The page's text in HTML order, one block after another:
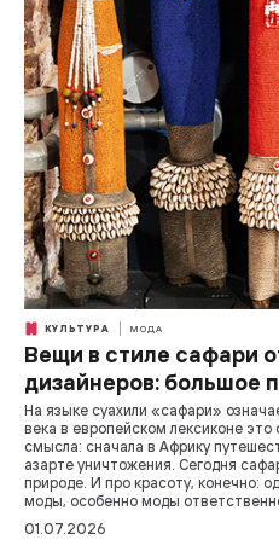
КУЛЬТУРА МОДА
Вещи в стиле сафари
дизайнеров: большое
На языке суахили «сафари»
века в европейском лексиконе это
смысла: сначала в Африку
азарте уничтожения. Сегодня
природе. И про красоту, конечно:
моды, особенно моды
01.07.2026